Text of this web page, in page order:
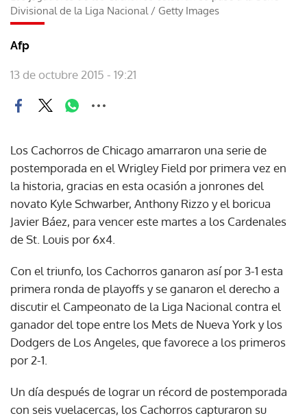
Divisional de la Liga Nacional / Getty Images
Afp
13 de octubre 2015 - 19:21
Los Cachorros de Chicago amarraron una serie de
postemporada en el Wrigley Field por primera vez en
la historia, gracias en esta ocasión a jonrones del
novato Kyle Schwarber, Anthony Rizzo y el boricua
Javier Báez, para vencer este martes a los Cardenales
de St. Louis por 6x4.
Con el triunfo, los Cachorros ganaron así por 3-1 esta
primera ronda de playoffs y se ganaron el derecho a
discutir el Campeonato de la Liga Nacional contra el
ganador del tope entre los Mets de Nueva York y los
Dodgers de Los Angeles, que favorece a los primeros
por 2-1.
Un día después de lograr un récord de postemporada
con seis vuelacercas, los Cachorros capturaron su